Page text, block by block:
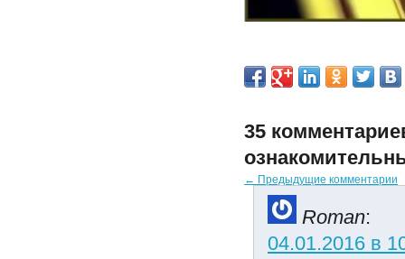
35
← Предыдущие комментарии
Roman:
04.01.2016 в